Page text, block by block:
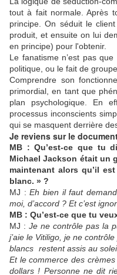
tout à fait normale. Après
principe. On séduit le
produit, et ensuite on lui
en principe) pour l'obtenir.
Le fanatisme n’est pas
politique, ou le fait de
Comprendre son
primordial, en tant que
plan psychologique. En
processus inconscients
qui se masquent derrière
Je reviens sur le
MB : Qu’est-ce que tu
Michael Jackson était un
maintenant alors qu’il
blanc. » ?
MJ :Eh bien il faut
moi, d’accord ? Et c’est
MB : Qu’est-ce que tu
MJ : Je ne contrôle pas la
j’aie le Vitiligo, je ne
blancs restent assis au
Et le commerce des
dollars ! Personne ne dit